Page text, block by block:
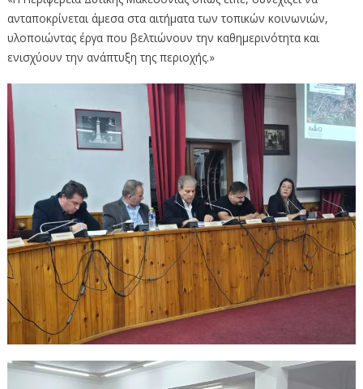
ανταποκρίνεται άμεσα στα αιτήματα των τοπικών κοινωνιών,
υλοποιώντας έργα που βελτιώνουν την καθημερινότητα και
ενισχύουν την ανάπτυξη της περιοχής.»